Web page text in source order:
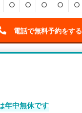
○ ○ ○ ○ ○
電話で無料予約をする
年中無休です